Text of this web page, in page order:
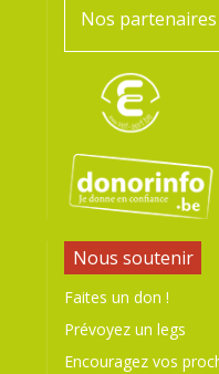
Nos partenaires
Nous soutenir
Faites un don !
Prévoyez un legs
Encouragez vos